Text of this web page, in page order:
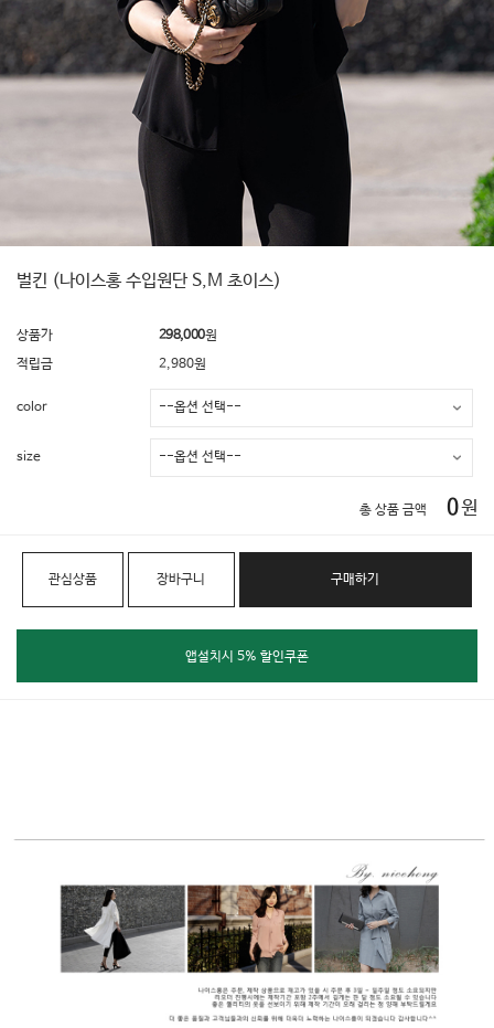
벌킨 (나이스홍 수입원단 S,M 초이스)
상품가 298,000원
적립금
2,980원
color
size
총 상품 금액 0원
관심상품 장바구니 구매하기